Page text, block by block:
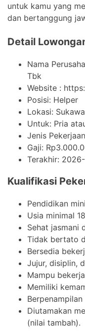
untuk kamu yang
dan bertanggung
Detail
Nama
Tbk
Website :
Posisi: Helper
Lokasi:
Untuk: Pria
Jenis
Gaji:
Terakhir:
Kualifikasi
Pendidikan
Usia minimal
Sehat jasmani
Tidak bertato
Bersedia
Jujur, disiplin,
Mampu
Memiliki
Diutamakan
(nilai tambah).